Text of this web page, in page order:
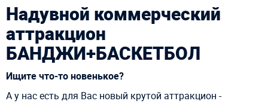
Надувной коммерческий
аттракцион
БАНДЖИ+БАСКЕТБОЛ
Ищите что-то новенькое?
А у нас есть для Вас новый крутой аттракцион -